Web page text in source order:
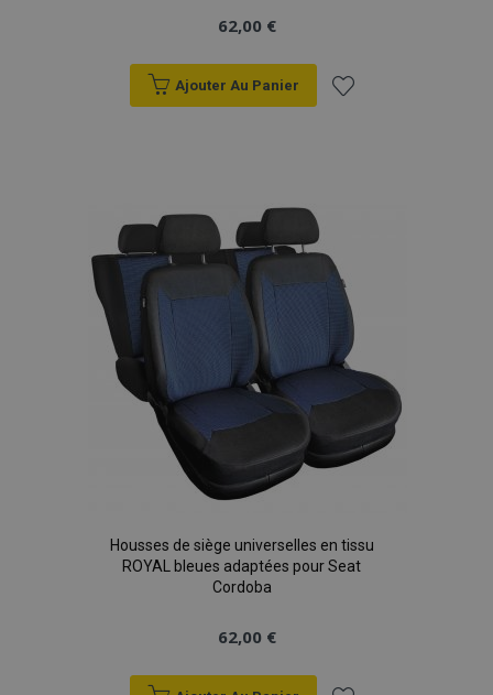
62,00 €
Ajouter Au Panier
d'achats
Housses de siège universelles en tissu
ROYAL bleues adaptées pour Seat
Cordoba
62,00 €